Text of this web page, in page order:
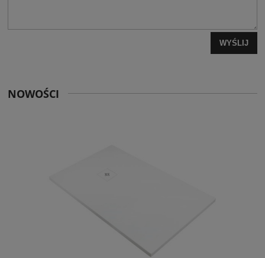
WYŚLIJ
NOWOŚCI